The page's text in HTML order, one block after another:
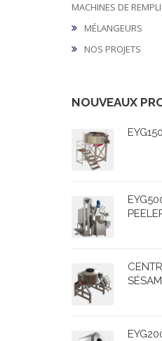
MACHINES DE
MÉLANGEURS
NOS PROJETS
NOUVEAUX